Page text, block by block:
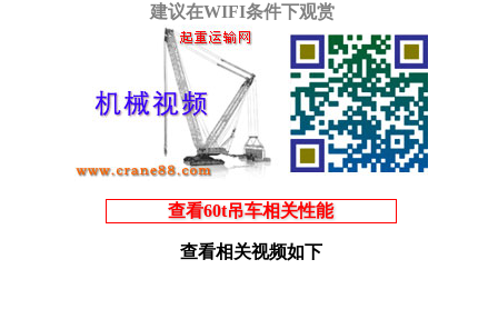
建议在WIFI条件下观赏
查看60t吊车相关性能
查看相关视频如下